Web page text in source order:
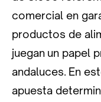
comercial en
productos de
juegan un papel
andaluces. En
apuesta